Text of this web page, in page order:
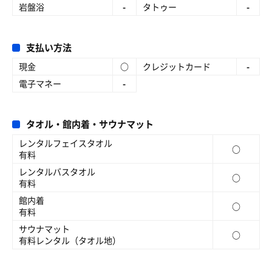
岩盤浴
- タトゥー -
支払い方法
現金 ○ クレジットカード
-
電子マネー
-
タオル・館内着・サウナマット
レンタルフェイスタオル
有料
○
レンタルバスタオル
有料
○
館内着
有料
○
サウナマット
有料レンタル（タオル地）
○